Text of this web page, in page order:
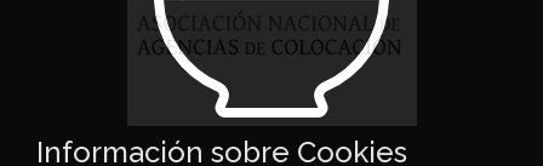
Información sobre Cookies